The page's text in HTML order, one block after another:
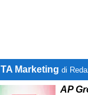
TA Marketing di
AP